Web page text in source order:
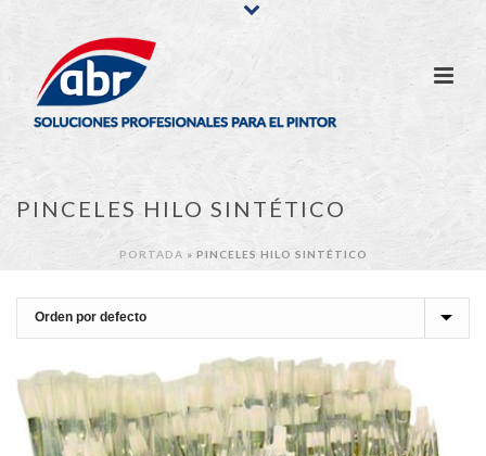
PINCELES HILO SINTÉTICO
PORTADA » PINCELES HILO SINTÉTICO